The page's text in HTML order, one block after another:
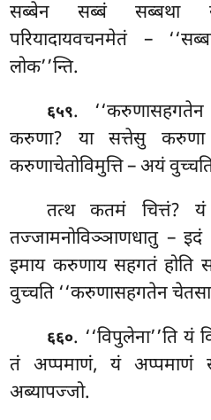
सब्बेन सब्बं सब्बथा
परियादायवचनमेतं –
लोक’’न्ति.
६५९.
करुणा? या सत्तेसु करुणा
करुणाचेतोविमुत्ति – अयं
तत्थ कतमं चित्तं?
तज्जामनोविञ्ञाणधातु – इदं
इमाय करुणाय सहगतं होति
वुच्चति ‘‘करुणासहगतेन
६६०. ‘‘विपुलेना’’ति
तं अप्पमाणं, यं अप्पमाणं
अब्यापज्जो.